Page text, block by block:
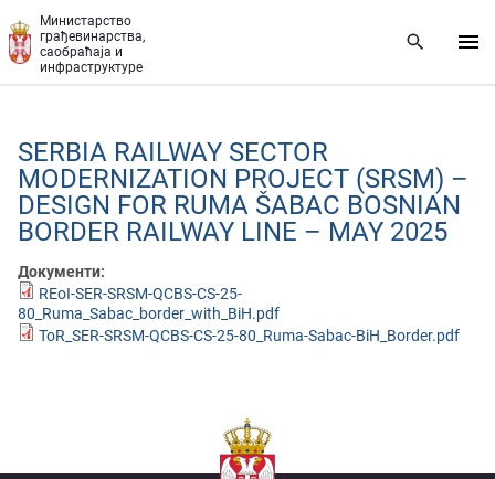
Министарство
грађевинарства,
саобраћаја и
инфраструктуре
SERBIA RAILWAY SECTOR
MODERNIZATION PROJECT (SRSM) –
DESIGN FOR RUMA ŠABAC BOSNIAN
BORDER RAILWAY LINE – MAY 2025
Документи:
REoI-SER-SRSM-QCBS-CS-25-
80_Ruma_Sabac_border_with_BiH.pdf
ToR_SER-SRSM-QCBS-CS-25-80_Ruma-Sabac-BiH_Border.pdf